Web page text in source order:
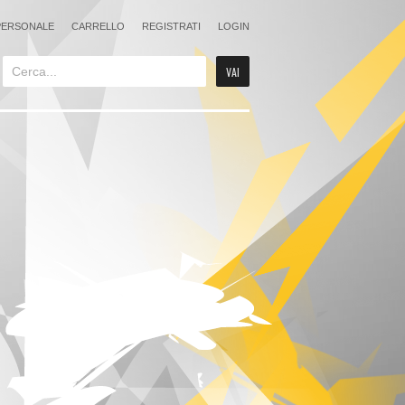
CARRELLO REGISTRATI LOGIN